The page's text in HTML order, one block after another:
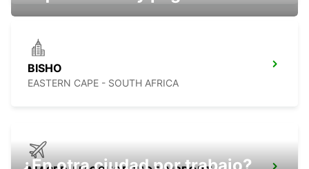
BISHO
EASTERN CAPE - SOUTH AFRICA